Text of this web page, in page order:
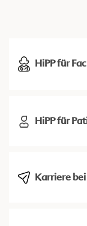
HiPP für
HiPP für
Karriere bei